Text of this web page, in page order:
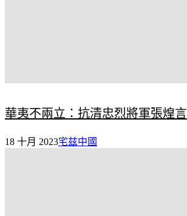
華夷不兩立：抗清忠烈將軍張煌言
18 十月 2023宅兹中國